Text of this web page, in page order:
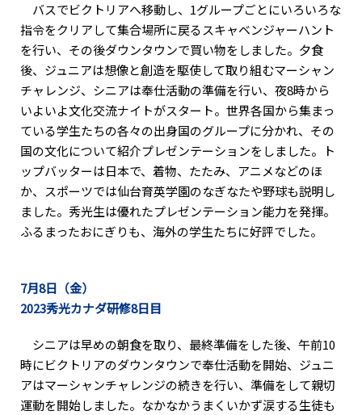
バスでビクトリアへ移動し、1グループごとにいろいろな
指令をクリアして集合場所に戻るスキャベンジャーハント
を行い、その後ダウンタウンで買い物をしました。夕食
後、ジュニアは想像と創造を駆使して取り組むマーシャン
チャレンジ、シニアは奉仕活動の準備を行い、夜8時から
いよいよ文化交流ナイトがスタート。世界各国から集まっ
ている学生たちの各々の出身国のグループに分かれ、その
国の文化について紹介プレゼンテーションをしました。ト
ップバッターは日本で、着物、たたみ、アニメなどのほ
か、スポーツでは仙台育英学園のなぎなたや野球も説明し
ました。秀光生は優れたプレゼンテーション能力を発揮。
ふるまったおにぎりも、海外の学生たちに好評でした。
7月8日（金）
2023秀光カナダ研修8日目
シニアは早めの朝食を取り、最終準備をした後、午前10
時にビクトリアのダウンタウンで奉仕活動を開始、ジュニ
アはマーシャンチャレンジの続きを行い、準備をして親切
運動を開始しました。なかなかうまくいかず涙する生徒も